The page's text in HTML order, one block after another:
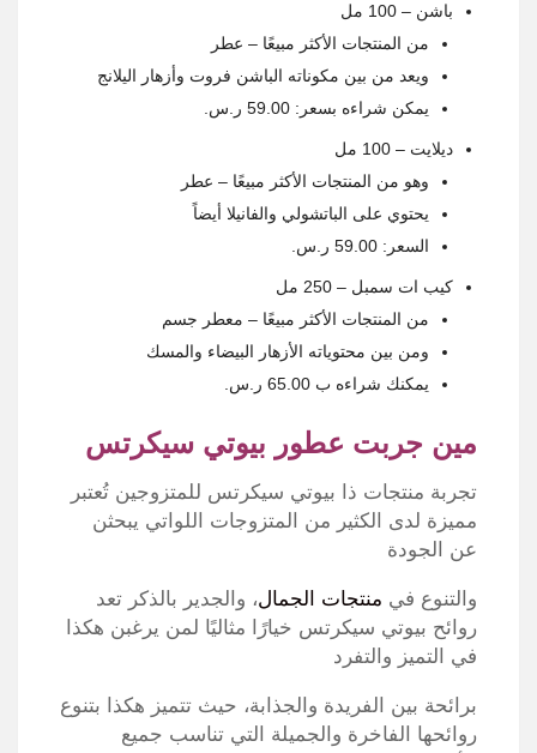
باشن – 100 مل
من المنتجات الأكثر مبيعًا – عطر
ويعد من بين مكوناته الباشن فروت وأزهار اليلانج
يمكن شراءه بسعر: 59.00 ر.س.‏
ديلايت – 100 مل
وهو من المنتجات الأكثر مبيعًا – عطر
يحتوي على الباتشولي والفانيلا أيضاً
السعر: 59.00 ر.س.‏
كيب ات سمبل – 250 مل
من المنتجات الأكثر مبيعًا – معطر جسم
ومن بين محتوياته الأزهار البيضاء والمسك
يمكنك شراءه ب 65.00 ر.س.
مين جربت عطور بيوتي سيكرتس
تجربة منتجات ذا بيوتي سيكرتس للمتزوجين تُعتبر
مميزة لدى الكثير من المتزوجات اللواتي يبحثن
عن الجودة
والتنوع في منتجات الجمال، والجدير بالذكر تعد
روائح بيوتي سيكرتس خيارًا مثاليًا لمن يرغبن هكذا
في التميز والتفرد
برائحة بين الفريدة والجذابة، حيث تتميز هكذا بتنوع
روائحها الفاخرة والجميلة التي تناسب جميع